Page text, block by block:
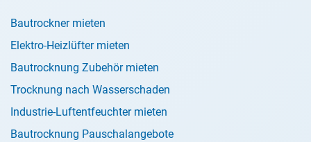
Bautrockner mieten
Elektro-Heizlüfter mieten
Bautrocknung Zubehör mieten
Trocknung nach Wasserschaden
Industrie-Luftentfeuchter mieten
Bautrocknung Pauschalangebote